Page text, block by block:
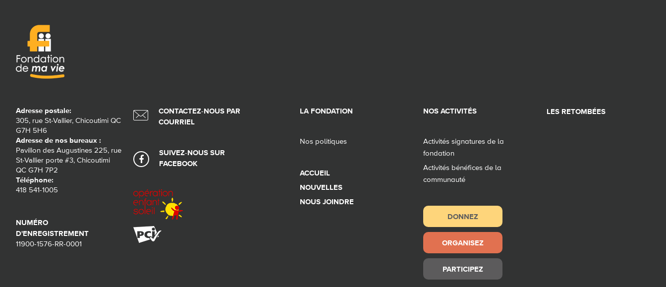
Adresse postale:
305, rue St-Vallier, Chicoutimi QC
G7H 5H6
Adresse de nos bureaux :
Pavillon des Augustines 225, rue
St-Vallier porte #3, Chicoutimi
QC G7H 7P2
Téléphone:
418 541-1005
NUMÉRO
D'ENREGISTREMENT
11900-1576-RR-0001
CONTACTEZ-NOUS PAR
COURRIEL
SUIVEZ-NOUS SUR
FACEBOOK
LA FONDATION
Nos politiques
ACCUEIL
NOUVELLES
NOUS JOINDRE
NOS ACTIVITÉS
Activités signatures de la
fondation
Activités bénéfices de la
communauté
DONNEZ
ORGANISEZ
PARTICIPEZ
LES RETOMBÉES